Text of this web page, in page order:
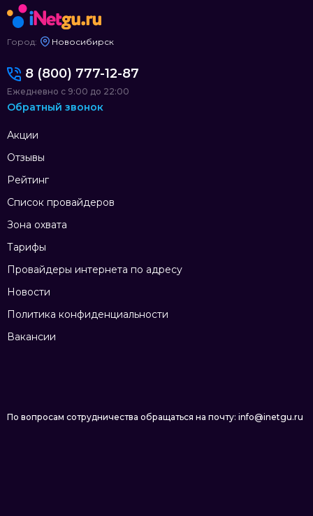
Город: Новосибирск
Акции
Отзывы
Рейтинг
Список провайдеров
Зона охвата
Тарифы
Провайдеры интернета по адресу
Новости
Политика конфиденциальности
Вакансии
8 (800) 777-12-87
Ежедневно с 9:00 до 22:00
Обратный звонок
По вопросам сотрудничества обращаться на почту: info@inetgu.ru